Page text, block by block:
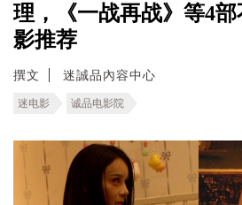
理，《一战再战》等4
影推荐
撰文 迷誠品內容中心
迷电影 诚品电影院